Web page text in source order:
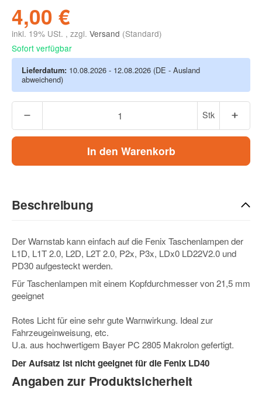
4,00 €
inkl. 19% USt. , zzgl. Versand (Standard)
Sofort verfügbar
Lieferdatum: 10.08.2026 - 12.08.2026 (DE - Ausland
abweichend)
Stk
In den Warenkorb
Beschreibung
Der Warnstab kann einfach auf die Fenix Taschenlampen der
L1D, L1T 2.0, L2D, L2T 2.0, P2x, P3x, LDx0 LD22V2.0 und
PD30 aufgesteckt werden.
Für Taschenlampen mit einem Kopfdurchmesser von 21,5 mm
geeignet
Rotes Licht für eine sehr gute Warnwirkung. Ideal zur
Fahrzeugeinweisung, etc.
U.a. aus hochwertigem Bayer PC 2805 Makrolon gefertigt.
Der Aufsatz ist nicht geeignet für die Fenix LD40
Angaben zur Produktsicherheit